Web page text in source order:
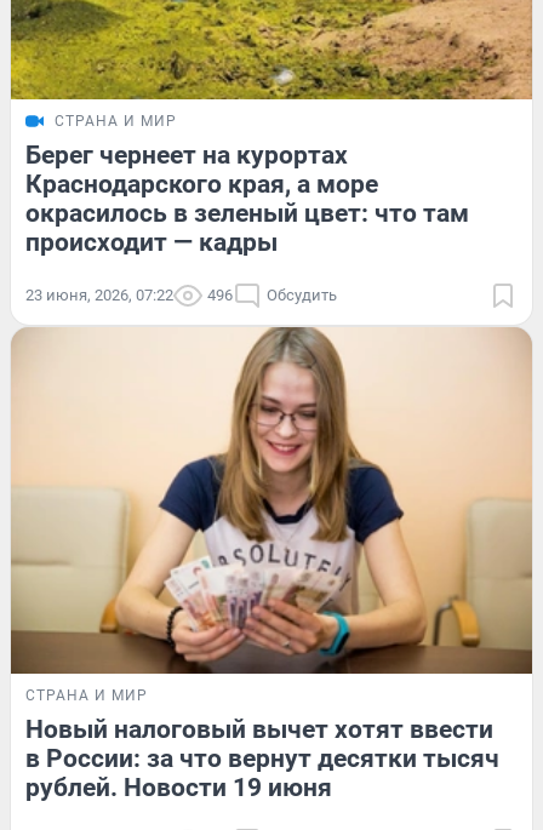
СТРАНА И МИР
Берег чернеет на курортах
Краснодарского края, а море
окрасилось в зеленый цвет: что там
происходит — кадры
23 июня, 2026, 07:22 496 Обсудить
СТРАНА И МИР
Новый налоговый вычет хотят ввести
в России: за что вернут десятки тысяч
рублей. Новости 19 июня